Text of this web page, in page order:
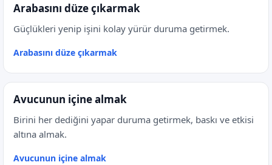
Arabasını düze çıkarmak
Güçlükleri yenip işini kolay yürür duruma getirmek.
Arabasını düze çıkarmak
Avucunun içine almak
Birini her dediğini yapar duruma getirmek, baskı ve etkisi
altına almak.
Avucunun içine almak